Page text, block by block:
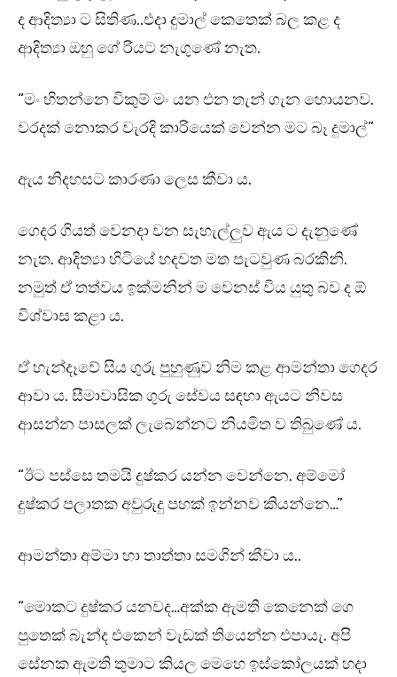
ද ආදිත්‍යා ට සිතිණ..එදා දුමාල් කෙතෙක් බල කළ ද
ආදිත්‍යා ඔහු ගේ රියට නැගුණේ නැත.
“මං හිතන්නෙ විකුම් මං යන එන තැන් ගැන හොයනව.
වරදක් නොකර වැරදි කාරියෙක් වෙන්න මට බෑ දුමාල්”
ඇය නිදහසට කාරණා ලෙස කීවා ය.
ගෙදර ගියත් වෙනදා වන සැහැල්ලුව ඇය ට දැනුණේ
නැත. ආදිත්‍යා හිටියේ හදවත මත පැටවුණ බරකිනි.
නමුත් ඒ තත්වය ඉක්මනින් ම වෙනස් විය යුතු බව ද ඕ
විශ්වාස කළා ය.
ඒ හැන්දෑවේ සිය ගුරු පුහුණුව නිම කළ ආමන්තා ගෙදර
ආවා ය. සීමාවාසික ගුරු සේවය සඳහා ඇයට නිවස
ආසන්න පාසලක් ලැබෙන්නට නියමිත ව තිබුණේ ය.
“ඊට පස්සෙ තමයි දුෂ්කර යන්න වෙන්නෙ. අම්මෝ
දුෂ්කර පලාතක අවුරුදු පහක් ඉන්නව කියන්නෙ…”
ආමන්තා අම්මා හා තාත්තා සමගින් කීවා ය..
“මොකට දුෂ්කර යනවද…අක්ක ඇමති කෙනෙක් ගෙ
පුතෙක් බැන්ද එකෙන් වැඩක් තියෙන්න එපායැ. අපි
සේනක ඇමති තුමාට කියල මෙහෙ ඉස්කෝලයක් හදා